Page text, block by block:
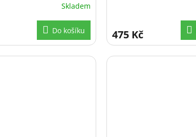
Skladem
Do košíku 475 Kč